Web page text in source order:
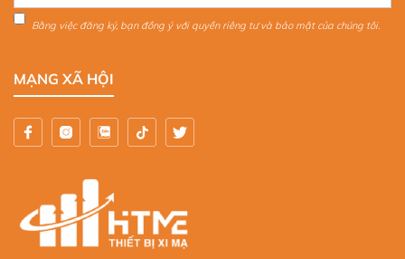
Bằng việc đăng ký, bạn đồng ý với quyền riêng tư và bảo mật của chúng tôi.
MẠNG XÃ HỘI